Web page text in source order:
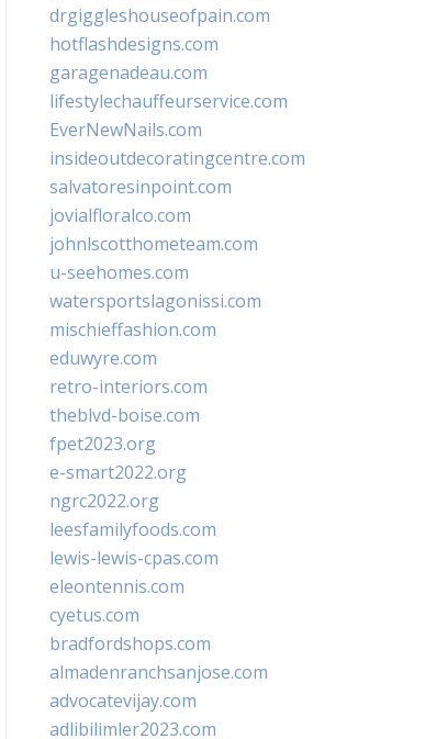
drgiggleshouseofpain.com
hotflashdesigns.com
garagenadeau.com
lifestylechauffeurservice.com
EverNewNails.com
insideoutdecoratingcentre.com
salvatoresinpoint.com
jovialfloralco.com
johnlscotthometeam.com
u-seehomes.com
watersportslagonissi.com
mischieffashion.com
eduwyre.com
retro-interiors.com
theblvd-boise.com
fpet2023.org
e-smart2022.org
ngrc2022.org
leesfamilyfoods.com
lewis-lewis-cpas.com
eleontennis.com
cyetus.com
bradfordshops.com
almadenranchsanjose.com
advocatevijay.com
adlibilimler2023.com